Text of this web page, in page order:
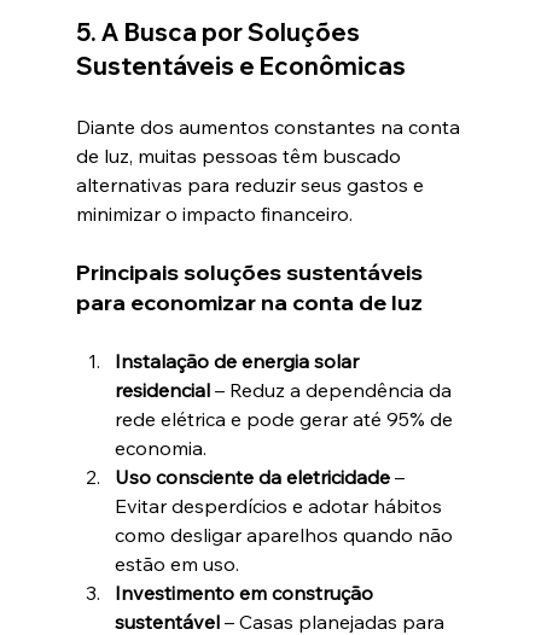
5. A Busca por Soluções
Sustentáveis e Econômicas
Diante dos aumentos constantes na conta
de luz, muitas pessoas têm buscado
alternativas para reduzir seus gastos e
minimizar o impacto financeiro.
Principais soluções sustentáveis
para economizar na conta de luz
Instalação de energia solar
residencial – Reduz a dependência da
rede elétrica e pode gerar até 95% de
economia.
Uso consciente da eletricidade –
Evitar desperdícios e adotar hábitos
como desligar aparelhos quando não
estão em uso.
Investimento em construção
sustentável – Casas planejadas para